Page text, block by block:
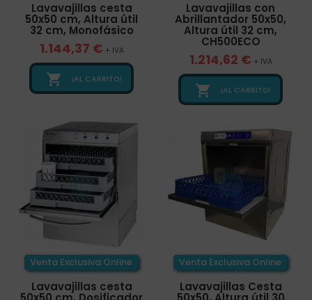
Lavavajillas cesta
50x50 cm, Altura útil
32 cm, Monofásico
1.144,37 € + IVA
 ¡AL CARRITO!
Lavavajillas con
Abrillantador 50x50,
Altura útil 32 cm,
CH500ECO
1.214,62 € + IVA
 ¡AL CARRITO!
Venta Exclusiva Online
Lavavajillas cesta
Venta Exclusiva Online
Lavavajillas Cesta